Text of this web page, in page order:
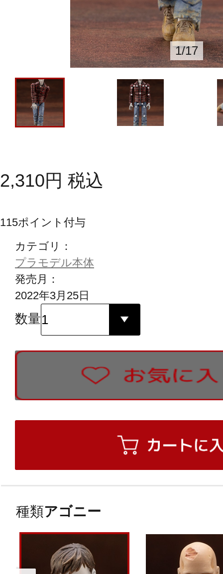
1/17
2,310円 税込
115ポイント付与
カテゴリ：
プラモデル本体
発売月：
2022年3月25日
数量
種類アゴニー